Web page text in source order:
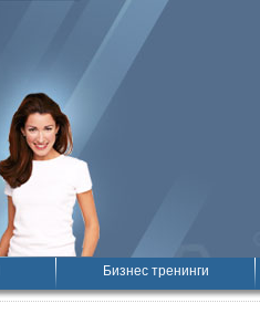
Бизнес тренинги